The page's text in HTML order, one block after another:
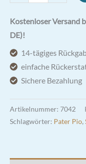
Pater
Pio
rund
Menge
Kostenloser Versand
DE)!
14-tägiges
einfache
Sichere Bezahlung
Artikelnummer: 7042
Schlagwörter: Pater Pio,